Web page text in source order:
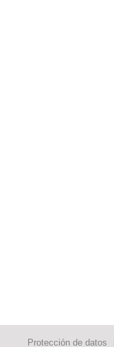
Protección de datos